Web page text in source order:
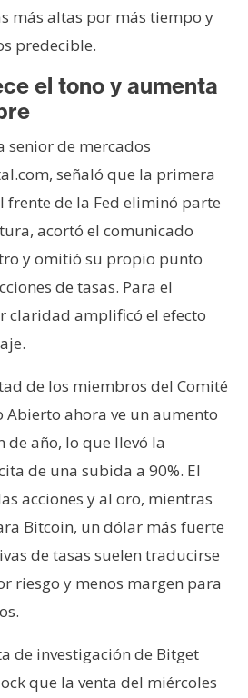
más altas por más tiempo y
predecible.
el tono y aumenta
senior de mercados
señaló que la primera
frente de la Fed eliminó parte
acortó el comunicado
y omitió su propio punto
de tasas. Para el
claridad amplificó el efecto
de los miembros del Comité
Abierto ahora ve un aumento
de año, lo que llevó la
de una subida a 90%. El
acciones y al oro, mientras
Bitcoin, un dólar más fuerte
de tasas suelen traducirse
riesgo y menos margen para
de investigación de Bitget
que la venta del miércoles